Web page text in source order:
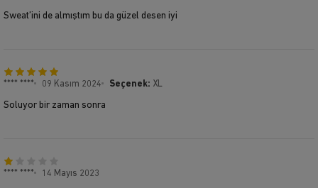
Sweat’ini de almıştım bu da güzel desen iyi
**** **** 09 Kasım 2024 Seçenek: XL
Soluyor bir zaman sonra
**** **** 14 Mayıs 2023